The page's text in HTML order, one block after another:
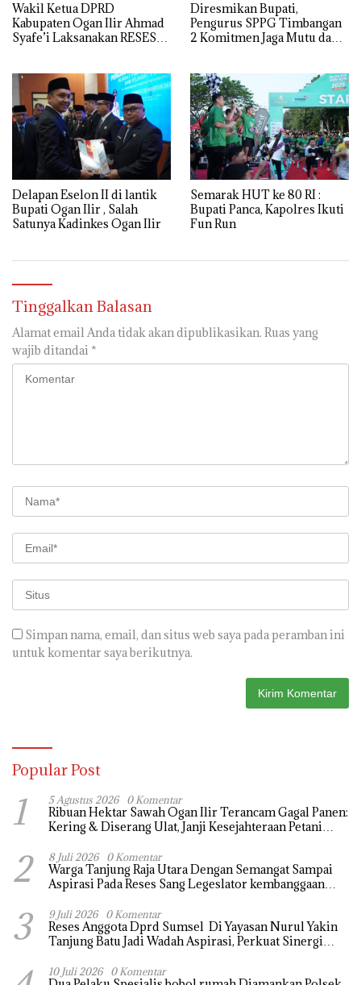
Wakil Ketua DPRD
Kabupaten Ogan Ilir Ahmad
Syafe’i Laksanakan RESES
Langsung Aspirasi
Masyarakat
Diresmikan Bupati,
Pengurus SPPG Timbangan
2 Komitmen Jaga Mutu dan
Delapan Eselon II di lantik
Bupati Ogan Ilir , Salah
Satunya Kadinkes Ogan Ilir
Semarak HUT ke 80 RI :
Bupati Panca, Kapolres Ikuti
Fun Run
Tinggalkan Balasan
Alamat email Anda tidak akan dipublikasikan. Ruas yang
wajib ditandai *
Simpan nama, email, dan situs web saya pada peramban ini
untuk komentar saya berikutnya.
Popular Post
1 5 Agustus 2026 0 Komentar
Ribuan Hektar Sawah Ogan Ilir Terancam Gagal Panen:
Kering & Diserang Ulat, Janji Kesejahteraan Petani
2 8 Juli 2026 0 Komentar
Warga Tanjung Raja Utara Dengan Semangat Sampai
Aspirasi Pada Reses Sang Legeslator kembanggaan
Segera di realisaikan
3 9 Juli 2026 0 Komentar
Reses Anggota Dprd Sumsel Di Yayasan Nurul Yakin
Tanjung Batu Jadi Wadah Aspirasi, Perkuat Sinergi
10 Juli 2026 0 Komentar